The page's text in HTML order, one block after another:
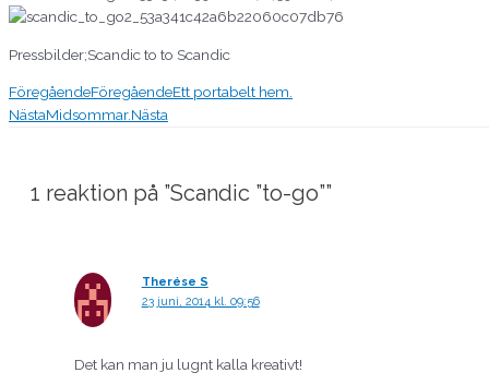
Pressbilder;Scandic to to Scandic
FöregåendeFöregåendeEtt portabelt hem.
NästaMidsommar.Nästa
1 reaktion på ”Scandic ”to-go””
Therése S
23 juni, 2014 kl. 09:56
Det kan man ju lugnt kalla kreativt!